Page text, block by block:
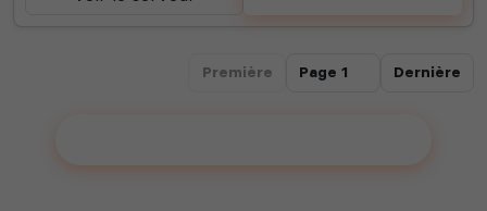
Première Dernière